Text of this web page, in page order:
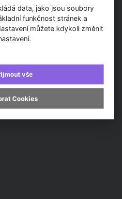
data, jako jsou soubory
funkčnost stránek a
můžete kdykoli změnit
vše
Cookies